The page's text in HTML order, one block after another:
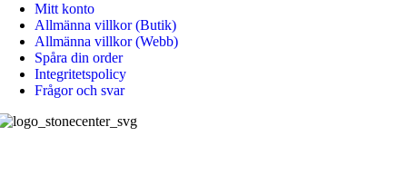
Mitt konto
Allmänna villkor (Butik)
Allmänna villkor (Webb)
Spåra din order
Integritetspolicy
Frågor och svar